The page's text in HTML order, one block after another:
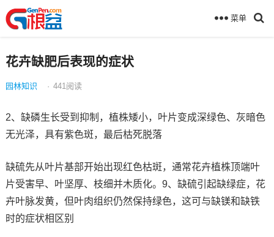
菜单
花卉缺肥后表现的症状
园林知识 · 441 阅读
2、缺磷生长受到抑制，植株矮小，叶片变成深绿色、灰暗色
无光泽，具有紫色斑，最后枯死脱落
缺硫先从叶片基部开始出现红色枯斑，通常花卉植株顶端叶
片受害早、叶坚厚、枝细并木质化。9、缺硫引起缺绿症，花
卉叶脉发黄，但叶肉组织仍然保持绿色，这可与缺镁和缺铁
时的症状相区别